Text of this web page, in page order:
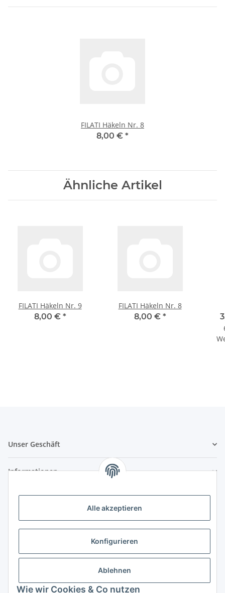
Alle akzeptieren
Konfigurieren
Ablehnen
Wie wir Cookies & Co nutzen
FILATI Häkeln Nr. 8
8,00 € *
Ähnliche Artikel
FILATI Häkeln Nr. 9
8,00 € *
FILATI Häkeln Nr. 8
8,00 € *
Unser Geschäft
Informationen
Zahlungsmöglichkeiten
Vorkasse (per Bank-Überweisung)
PayPal
Kreditkarte
Banklastschrift